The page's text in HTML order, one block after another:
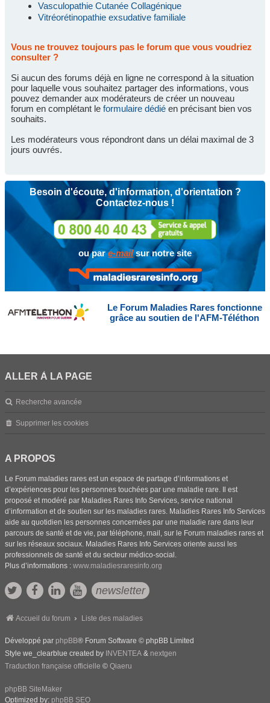
Vasculopathie Cutanée Collagénique
Vitréorétinopathie exsudative familiale
Vous ne trouvez toujours pas le forum que vous voudriez
consulter ?
Si aucun des forums déjà en ligne ne correspond à la situation
pour laquelle vous souhaitez partager des informations, vous
pouvez demander aux modérateurs de créer un nouveau
forum en complétant le formulaire dédié en précisant bien vos
souhaits.
Les modérateurs vous répondront dans un délai maximal de 3
jours ouvrés.
Besoin d'écoute, d'information, d'orientation ?
Contactez-nous !
ou pare-mailsur notre site
Le Forum Maladies Rares fonctionne
grâce au soutien de l'AFM-Téléthon
ALLER À LA PAGE
Recherche avancée
Supprimer les cookies
A PROPOS
Le Forum maladies rares est un espace de partage d’informations et
d’expériences pour les personnes touchées par une maladie rare. Il est
proposé et modéré par Maladies Rares Info Services, service national
d’information et de soutien sur les maladies rares. Maladies Rares Info Services
aide au quotidien les personnes concernées par une maladie rare dans leur
parcours de santé et de vie, par téléphone, mail, sur le Forum maladies rares et
sur les réseaux sociaux. Maladies Rares Info Services oriente aussi les
professionnels de santé et du secteur médico-social.
Plus d’informations : www.maladiesraresinfo.org
newsletter
Accueil du forum Liste des maladies
Développé par phpBB® Forum Software © phpBB Limited
Style we_clearblue created by INVENTEA & nextgen
Traduction française officielle © Qiaeru
phpBB SiteMaker
Optimized by: phpBB SEO